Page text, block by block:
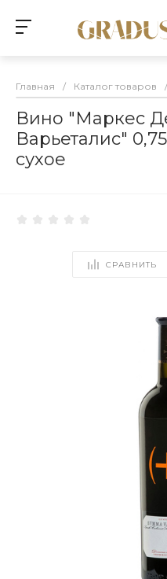
Главная / Каталог товаров /
Вино "Маркес
Варьеталис"
сухое
СРАВНИТЬ